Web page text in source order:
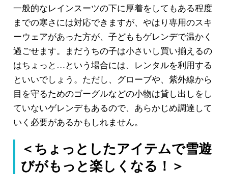
一般的なレインスーツの下に厚着をしてもある程度
までの寒さには対応できますが、やはり専用のスキ
ーウェアがあった方が、子どももゲレンデで温かく
過ごせます。まだうちの子は小さいし買い揃えるの
はちょっと…という場合には、レンタルを利用する
といいでしょう。ただし、グローブや、紫外線から
目を守るためのゴーグルなどの小物は貸し出しをし
ていないゲレンデもあるので、あらかじめ調達して
いく必要があるかもしれません。
＜ちょっとしたアイテムで雪遊
びがもっと楽しくなる！＞